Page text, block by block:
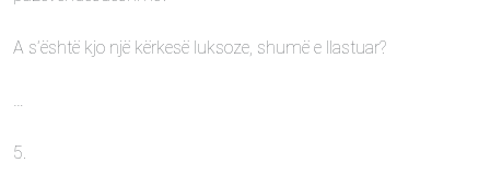
A s’është kjo një kërkesë luksoze, shumë e llastuar?
…
5.